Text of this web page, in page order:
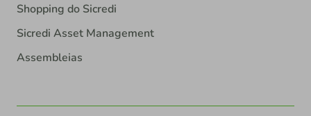
Shopping do Sicredi
Sicredi Asset Management
Assembleias